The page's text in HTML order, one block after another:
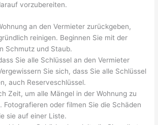
vorzubereiten.
an den Vermieter zurückgeben,
reinigen. Beginnen Sie mit der
Schmutz und Staub.
Sie alle Schlüssel an den Vermieter
Sie sich, dass Sie alle Schlüssel
auch Reserveschlüssel.
Zeit, um alle Mängel in der Wohnung zu
Fotografieren oder filmen Sie die Schäden
sie auf einer Liste.